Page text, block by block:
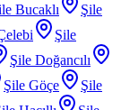
Bucaklı
Şile
Şile
Şile Doğancılı
Şile Göçe
Şile